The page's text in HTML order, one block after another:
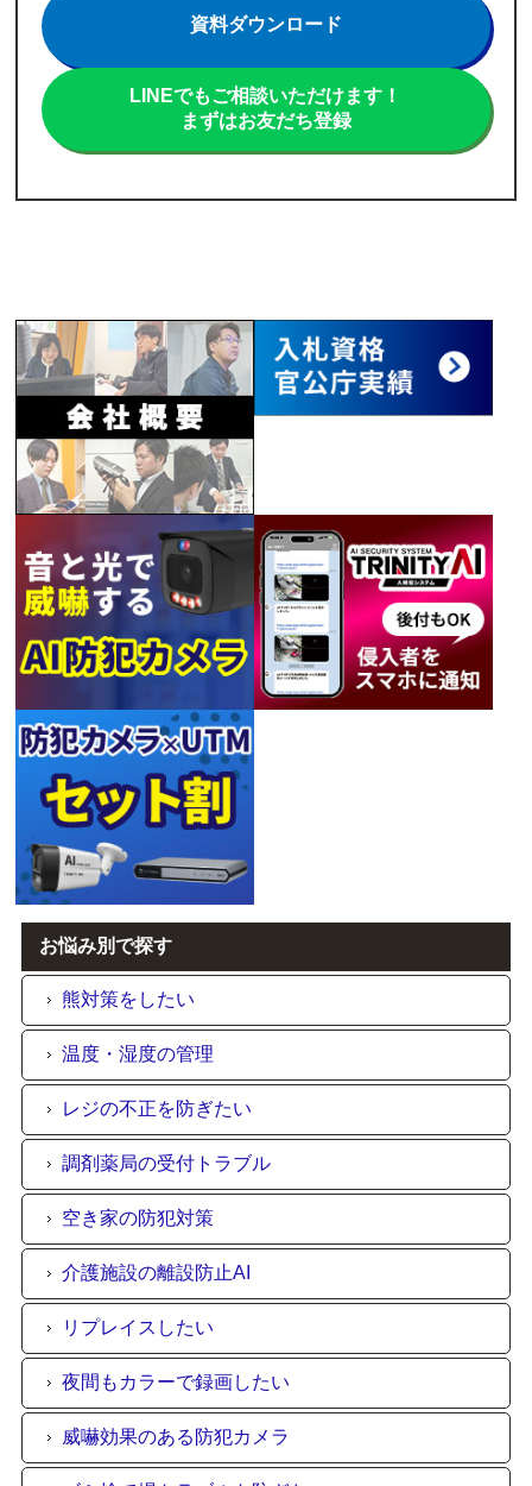
資料ダウンロード
LINEでもご相談いただけます！
まずはお友だち登録
お悩み別で探す
熊対策をしたい
温度・湿度の管理
レジの不正を防ぎたい
調剤薬局の受付トラブル
空き家の防犯対策
介護施設の離設防止AI
リプレイスしたい
夜間もカラーで録画したい
威嚇効果のある防犯カメラ